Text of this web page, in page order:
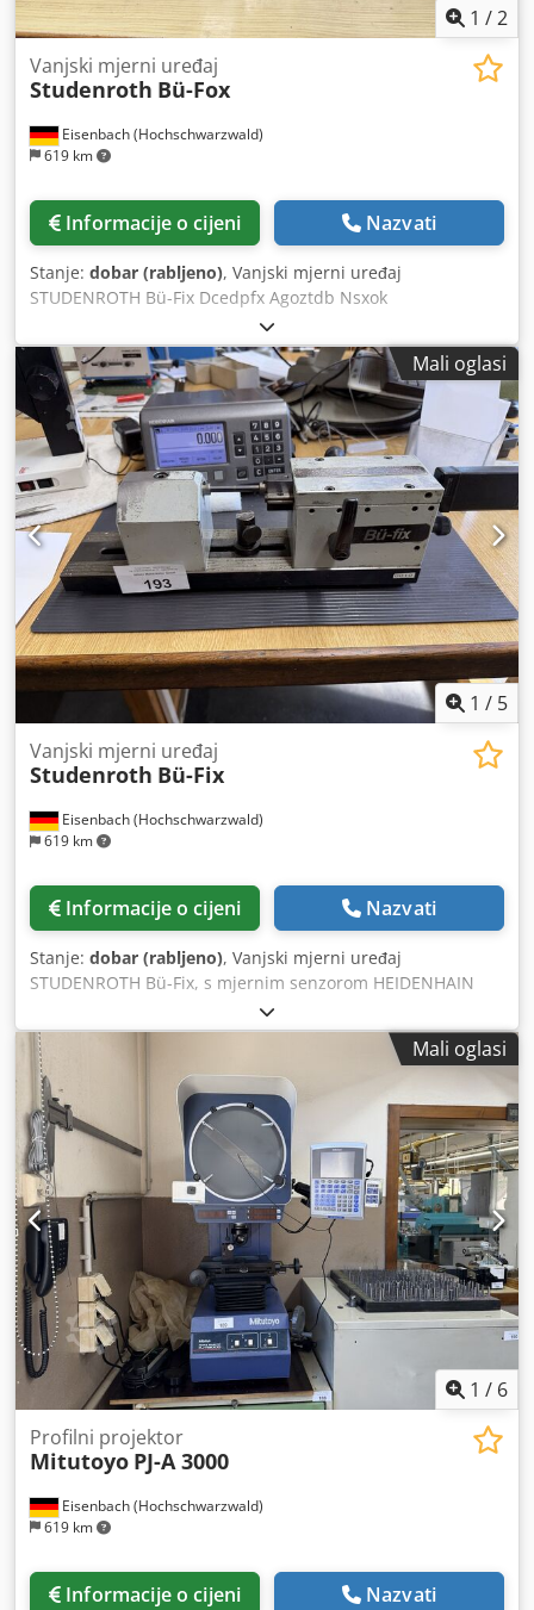
1 /2
Eisenbach (Hochschwarzwald)
619 km
Vanjski mjerni uređaj
Studenroth Bü-Fox
Informacije o cijeni Nazvati
Stanje: dobar (rabljeno), Vanjski mjerni uređaj
STUDENROTH Bü-Fix Dcedpfx Agoztdb Nsxok
Mali oglasi
1 / 5
Eisenbach (Hochschwarzwald)
619 km
Vanjski mjerni uređaj
Studenroth Bü-Fix
Informacije o cijeni Nazvati
Stanje: dobar (rabljeno), Vanjski mjerni uređaj
STUDENROTH Bü-Fix, s mjernim senzorom HEIDENHAIN
MT25B, uključujući digitalni zaslon HEIDENHAIN.
Dcodpoztdbisfx Agxsk
Mali oglasi
1 / 6
Eisenbach (Hochschwarzwald)
619 km
Profilni projektor
Mitutoyo PJ-A 3000
Informacije o cijeni Nazvati